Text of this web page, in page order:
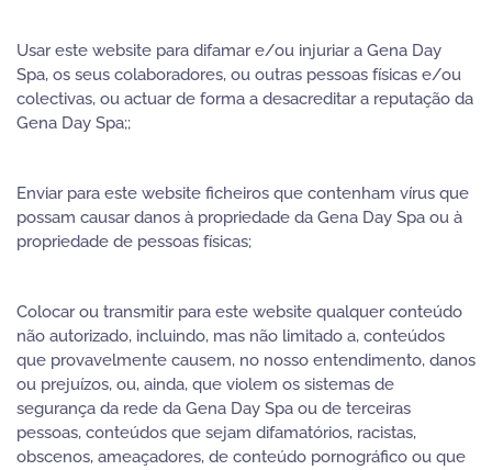
Usar este website para difamar e/ou injuriar a Gena Day
Spa, os seus colaboradores, ou outras pessoas físicas e/ou
colectivas, ou actuar de forma a desacreditar a reputação da
Gena Day Spa;;
Enviar para este website ficheiros que contenham vírus que
possam causar danos à propriedade da Gena Day Spa ou à
propriedade de pessoas físicas;
Colocar ou transmitir para este website qualquer conteúdo
não autorizado, incluindo, mas não limitado a, conteúdos
que provavelmente causem, no nosso entendimento, danos
ou prejuízos, ou, ainda, que violem os sistemas de
segurança da rede da Gena Day Spa ou de terceiras
pessoas, conteúdos que sejam difamatórios, racistas,
obscenos, ameaçadores, de conteúdo pornográfico ou que